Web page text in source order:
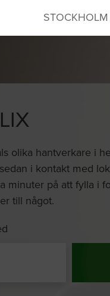
STOCKHOLM
olika hantverkare i
i kontakt med
minuter på att fylla i
till något.